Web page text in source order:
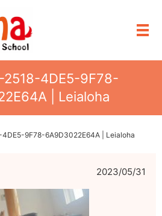
メ
2518-4DE5-9F78-
| Leialoha
4DE5-9F78-6A9D3022E64A | Leialoha
2023/05/31